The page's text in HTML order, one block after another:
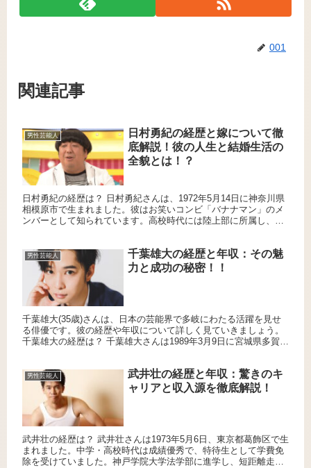
001
関連記事
男性芸能人
日村勇紀の経歴と嫁について徹
底解説！彼の人生と結婚生活の
全貌とは！？
日村勇紀の経歴は？ 日村勇紀さんは、1972年5月14日に神奈川県
相模原市で生まれました。彼はお笑いコンビ「バナナマン」のメ
ンバーとして知られています。高校時代には陸上部に所属し、卒
男性芸能人
千葉雄大の経歴と年収：その魅
力と成功の秘密！！
千葉雄大(35歳)さんは、日本の芸能界で多岐にわたる活躍を見せ
る俳優です。彼の経歴や年収について詳しく見ていきましょう。
千葉雄大の経歴は？ 千葉雄大さんは1989年3月9日に宮城県多賀城
男性芸能人
武井壮の経歴と年収：驚きのキ
ャリアと収入源を徹底解説！
武井壮の経歴は？ 武井壮さんは1973年5月6日、東京都葛飾区で生
まれました。中学・高校時代は成績優秀で、特待生として学費免
除を受けていました。神戸学院大学法学部に進学し、短距離走を